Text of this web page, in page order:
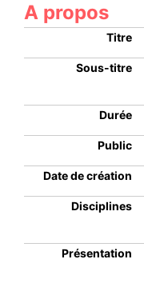
A propos
Titre
Sous-titre
Durée
Public
Date de création
Disciplines
Présentation